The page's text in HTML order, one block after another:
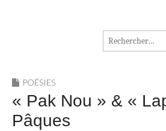
Rechercher :
POÉSIES
« Pak Nou » & «
Pâques